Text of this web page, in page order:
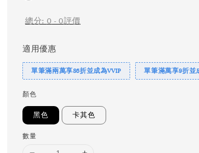
總分: 0 -0評價
適用優惠
單筆滿兩萬享86折並成為VVIP 單筆滿萬享9折並
顏色
黑色 卡其色
數量